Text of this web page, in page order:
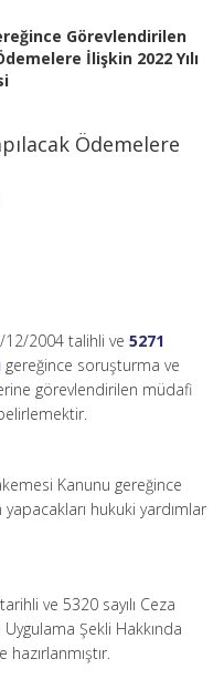
Görevlendirilen
İlişkin 2022 Yılı
Ödemelere
12/2004 talihli ve 5271
gereğince soruşturma ve
görevlendirilen müdafi
Kanunu gereğince
hukuki yardımlar
ve 5320 sayılı Ceza
Şekli Hakkında